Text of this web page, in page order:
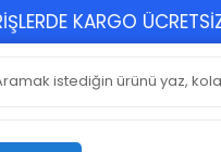
KARGO ÜCRETSİZ